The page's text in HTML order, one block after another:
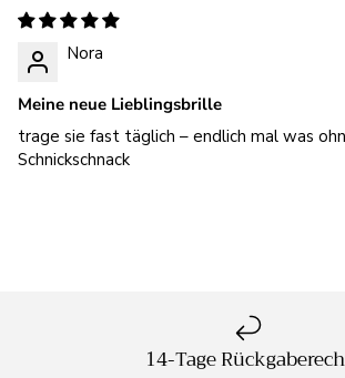
Nora
Meine neue Lieblingsbrille
trage sie fast täglich – endlich mal was
Schnickschnack
14-Tage